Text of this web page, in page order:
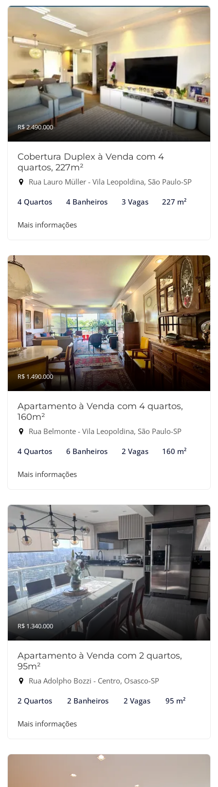
R$ 2.490.000
Cobertura Duplex à Venda com 4
quartos, 227m²
Rua Lauro Müller - Vila Leopoldina, São Paulo-SP
4 Quartos 4 Banheiros 3 Vagas 227 m²
Mais informações
R$ 1.490.000
Apartamento à Venda com 4 quartos,
160m²
Rua Belmonte - Vila Leopoldina, São Paulo-SP
4 Quartos 6 Banheiros 2 Vagas 160 m²
Mais informações
R$ 1.340.000
Apartamento à Venda com 2 quartos,
95m²
Rua Adolpho Bozzi - Centro, Osasco-SP
2 Quartos 2 Banheiros 2 Vagas 95 m²
Mais informações